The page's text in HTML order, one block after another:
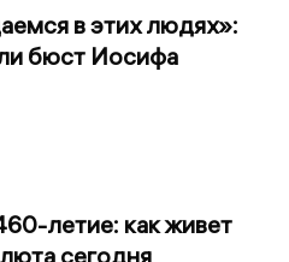
в этих людях»:
бюст Иосифа
летие: как живет
сегодня